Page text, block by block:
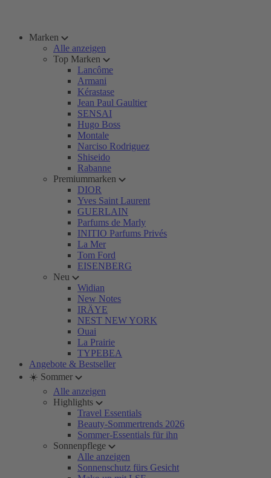
Marken
Alle anzeigen
Top Marken
Lancôme
Armani
Kérastase
Jean Paul Gaultier
SENSAI
Hugo Boss
Montale
Narciso Rodriguez
Shiseido
Rabanne
Premiummarken
DIOR
Yves Saint Laurent
GUERLAIN
Parfums de Marly
INITIO Parfums Privés
La Mer
Tom Ford
EISENBERG
Neu
Widian
New Notes
IRÄYE
NEST NEW YORK
Ouai
La Prairie
TYPEBEA
Angebote & Bestseller
☀️ Sommer
Alle anzeigen
Highlights
Travel Essentials
Beauty-Sommertrends 2026
Sommer-Essentials für ihn
Sonnenpflege
Alle anzeigen
Sonnenschutz fürs Gesicht